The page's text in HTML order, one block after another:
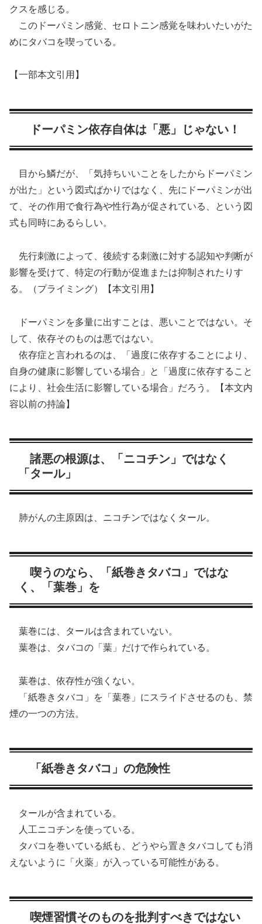
クスを感じる。
このドーパミン感覚、セロトニン感覚を味わいたいがた
めにタバコを喫っている。
【一部本文引用】
ドーパミン依存自体は「悪」じゃない！
目から鱗だが、「気持ちいいことをしたからドーパミン
が出た」という図式ばかりではなく、先にドーパミンが出
て、その作用で食行為や性行為が促されている、という図
式も同時にあるらしい。
先行刺激によって、後続する刺激に対する認知や判断が
影響を受けて、特定の行動が促進または抑制されたりす
る。（プライミング）【本文引用】
ドーパミンを多量に出すことは、悪いことではない。そ
して、依存そのものは悪ではない。
依存症と言われるのは、「過度に依存することにより、
自身の健康に影響している場合」と「過度に依存すること
により、社会生活に影響している場合」だろう。【本文内
容以前の持論】
諸悪の根源は、「ニコチン」ではなく
「タール」
肺がんの主原因は、ニコチンではなくタール。
喫うのなら、「紙巻きタバコ」ではな
く、「葉巻」を
葉巻には、タールは含まれていない。
葉巻は、タバコの「葉」だけで作られている。
葉巻は、依存性が強くない。
「紙巻きタバコ」を「葉巻」にスライドさせるのも、禁
煙の一つの方法。
「紙巻きタバコ」の危険性
タールが含まれている。
人工ニコチンを使っている。
タバコを巻いている紙も、どうやら置きタバコしても消
えないように「火薬」が入っている可能性がある。
喫煙習慣そのものを批判すべきではない